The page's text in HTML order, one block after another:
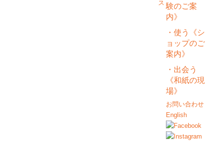
験のご案
内》
・使う《シ
ョップのご
案内》
・出会う
《和紙の現
場》
お問い合わせ
English
〒781-2103 高知県吾川郡いの町幸町110-1